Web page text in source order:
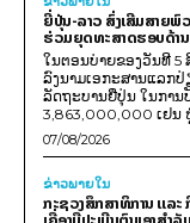
ຍີ່ປຸ່ນ-ລາວ ສົ່ງເສີມສາຍພົ
ຮ່ວມຍຸດທະສາດຮອບດ້າ
ໃນຕອນບ່າຍຂອງວັນທີ 5
ລົງນາມເອກະສານແລກ
ລັດຖະບານຍີ່ປຸ່ນ ໃນກາ
3,863,000,000 ເຢນ ຫຼື
07/08/2026
ຂ່າວພາຍ​ໃນ
ກະຊວງສຶກສາທິການ ແລະ